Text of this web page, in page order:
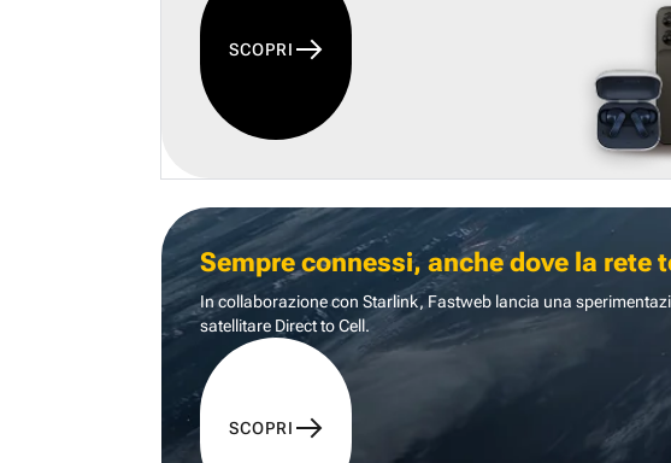
SCOPRI
Sempre connessi, anche dove la rete
In collaborazione con Starlink, Fastweb lancia una
satellitare Direct to Cell.
SCOPRI